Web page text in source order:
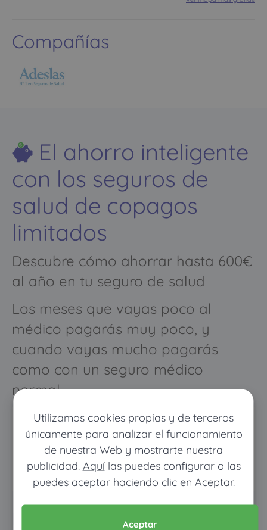
Utilizamos cookies propias y de terceros
únicamente para analizar el funcionamiento
de nuestra Web y mostrarte nuestra
publicidad. Aquílas puedes configurar o las
puedes aceptar haciendo clic en Aceptar.
Aceptar
Compañías
El ahorro inteligente
con los seguros de
salud de copagos
limitados
Descubre cómo ahorrar hasta 600€
al año en tu seguro de salud
Los meses que vayas poco al
médico pagarás muy poco, y
cuando vayas mucho pagarás
como con un seguro médico
normal
Pon tus datos y descubre